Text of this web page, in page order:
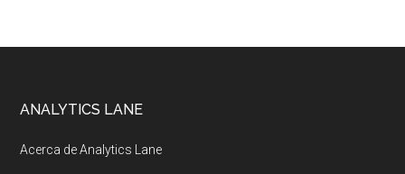
Footer
ANALYTICS LANE
Acerca de Analytics Lane